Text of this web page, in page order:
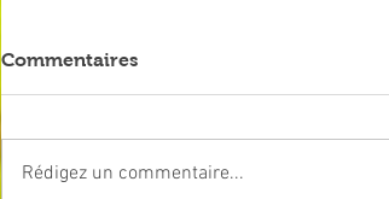
Commentaires
Rédigez un commentaire...